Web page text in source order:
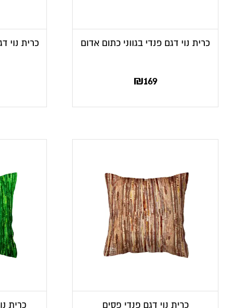
כרית נוי דגם פנדי בגווני כתום אדום
₪169
כרית נוי
כרית נוי דגם פנדי פסים כרית